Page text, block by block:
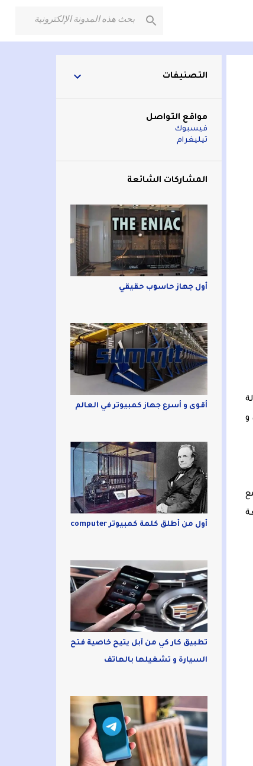
و
التصنيفات
مواقع التواصل
فيسبوك
تيليغرام
المشاركات الشائعة
أول جهاز حاسوب حقيقي
أقوى و أسرع جهاز كمبيوتر في العالم
أول من أطلق كلمة كمبيوتر computer
تطبيق كار كي من آبل يتيح خاصية فتح
السيارة و تشغيلها بالهاتف